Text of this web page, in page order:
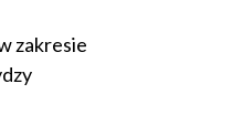
zakresie